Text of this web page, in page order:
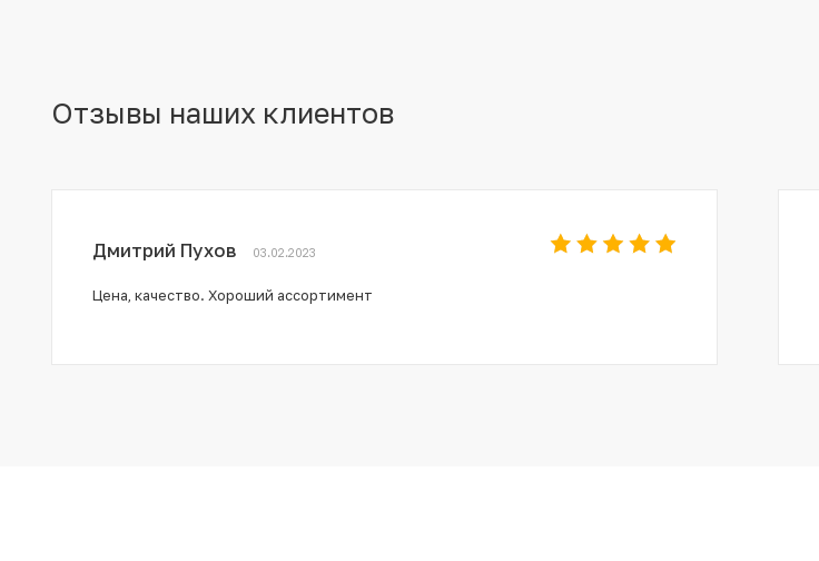
Отзывы наших клиентов
Дмитрий Пухов 03.02.2023
Цена, качество. Хороший ассортимент